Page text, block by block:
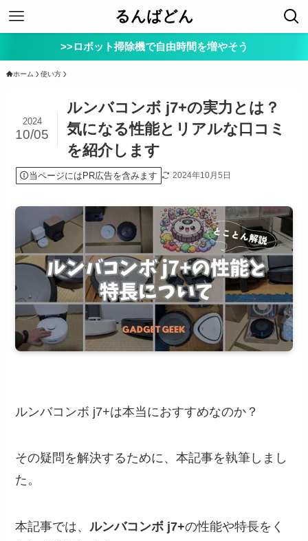
るんばどん
>>ロボット掃除機で自由時間を増やそう
ホーム 使い方
ルンバコンボ j7+の実力とは？
気になる性能とリアルな口コミ
を紹介します
2024
10/05
当ページにはPR広告を含みます 2024年10月5日
ルンバコンボ j7+は本当におすすめなのか？
その疑問を解決するために、本記事を執筆しまし
た。
本記事では、ルンバコンボ j7+の性能や特長をく